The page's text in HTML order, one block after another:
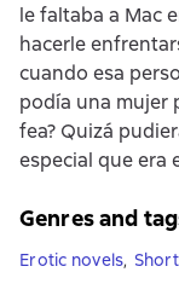
le faltaba a Mac
hacerle
cuando esa
podía una mujer
fea? Quizá
especial que era
Genres and
Erotic novels,